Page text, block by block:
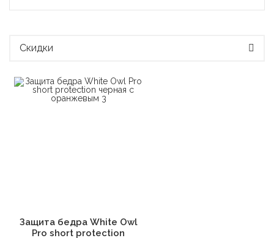
Скидки
В корзину
Защита бедра White Owl
Pro short protection